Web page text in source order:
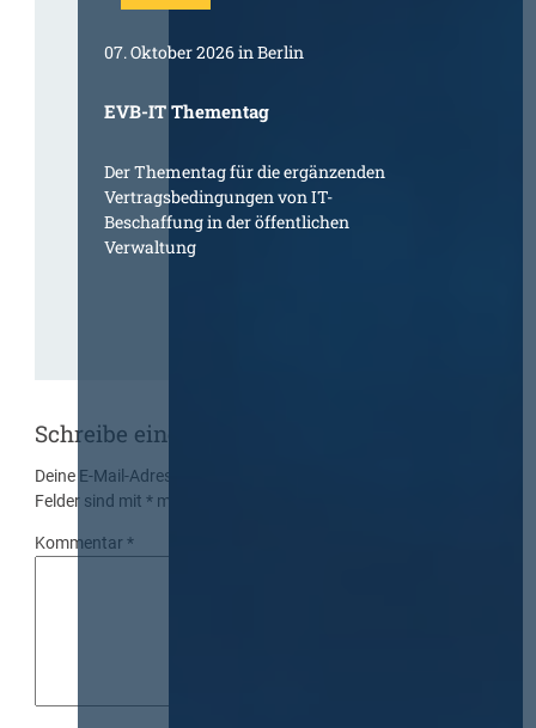
07. Oktober 2026 in Berlin
EVB-IT Thementag
Der Thementag für die ergänzenden
Vertragsbedingungen von IT-
Beschaffung in der öffentlichen
Verwaltung
Schreibe einen Kommentar
Deine E-Mail-Adresse wird nicht veröffentlicht.
Felder sind mit* markiert
Kommentar*